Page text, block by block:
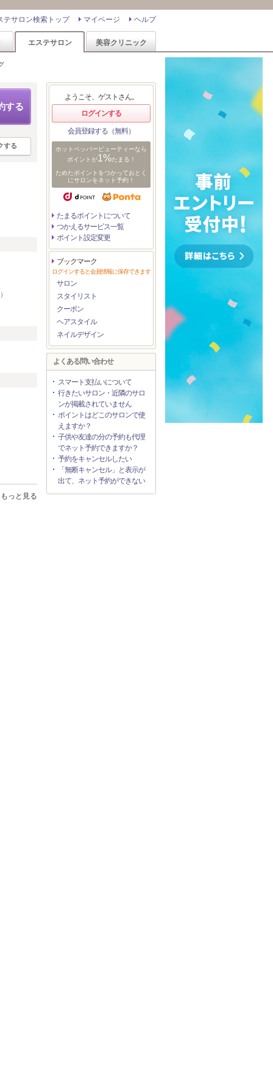
ヘルプ
マイページ
テサロン検索トップ
エステサロン 美容クリニック
する
する
もっと見る
ようこそ、ゲストさん。
ログインする
会員登録する（無料）
ホットペッパービューティーなら
ポイントが1%たまる！
ためたポイントをつかっておとく
にサロンをネット予約！
たまるポイントについて
つかえるサービス一覧
ポイント設定変更
ブックマーク
ログインすると会員情報に保存できます
サロン
スタイリスト
クーポン
ヘアスタイル
ネイルデザイン
よくある問い合わせ
スマート支払いについて
行きたいサロン・近隣のサロ
ンが掲載されていません
ポイントはどこのサロンで使
えますか？
子供や友達の分の予約も代理
でネット予約できますか？
予約をキャンセルしたい
「無断キャンセル」と表示が
出て、ネット予約ができない